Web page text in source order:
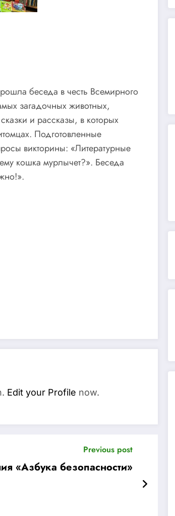
беседа в честь Всемирного
загадочных животных,
и рассказы, в которых
Подготовленные
викторины: «Литературные
кошка мурлычет?». Беседа
Edit your Profile now.
Previous post
«Азбука безопасности»